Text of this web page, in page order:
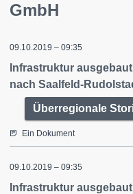
GmbH
09.10.2019 – 09:35
Infrastruktur
nach Saalfeld-
Überregionale
Ein Dokument
09.10.2019 – 09:35
Infrastruktur